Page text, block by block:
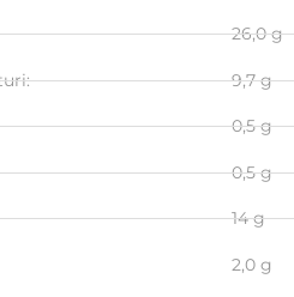
26,0 g
9,7 g
0,5 g
0,5 g
14 g
2,0 g